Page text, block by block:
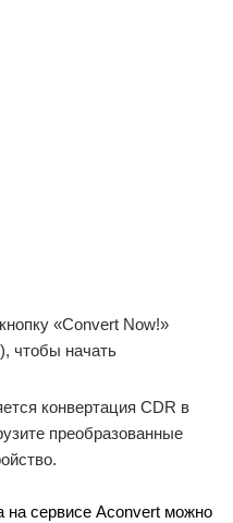
«Convert Now!»
чтобы начать
конвертация CDR в
преобразованные
сервисе Aconvert можно